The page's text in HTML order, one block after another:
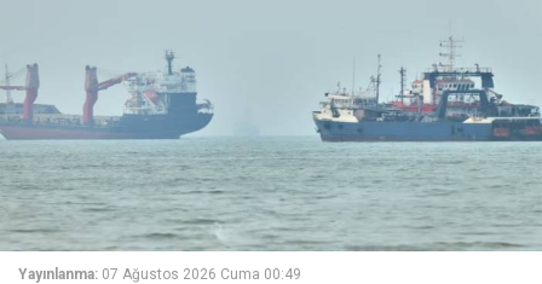
Yayınlanma: 07 Ağustos 2026 Cuma 00:49